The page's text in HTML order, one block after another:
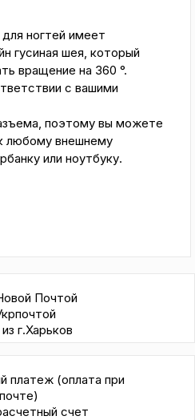
ногтей имеет
гусиная шея, который
вращение на 360 °.
с вашими
поэтому вы можете
любому внешнему
или ноутбуку.
Почтой
г.Харьков
платеж (оплата при
счет